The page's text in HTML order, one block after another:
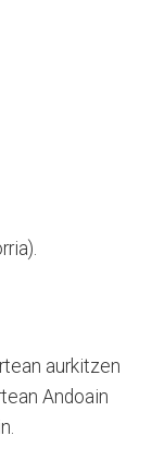
aurkitzen
Andoain